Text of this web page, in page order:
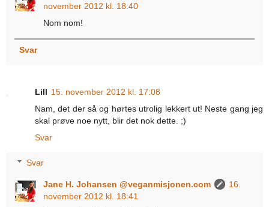
november 2012 kl. 18:40
Nom nom!
Svar
Lill 15. november 2012 kl. 17:08
Nam, det der så og hørtes utrolig lekkert ut! Neste gang jeg
skal prøve noe nytt, blir det nok dette. ;)
Svar
Svar
Jane H. Johansen @veganmisjonen.com
16.
november 2012 kl. 18:41